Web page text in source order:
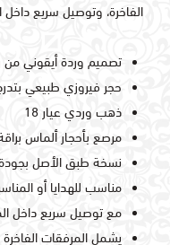
الفاخرة، وتوصيل سريع داخل
تصميم وردة أيقوني من
حجر فيروزي طبيعي
ذهب وردي عيار 18
مرصع بأحجار ألماس
نسخة طبق الأصل
مناسب للهدايا أو
مع توصيل سريع داخل
يشمل المرفقات الفاخرة